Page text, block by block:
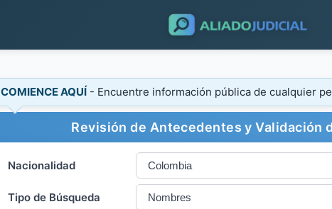
COMIENCE AQUÍ - Encuentre información pública de cualquier
Revisión de Antecedentes y Validación
Nacionalidad
Tipo de Búsqueda